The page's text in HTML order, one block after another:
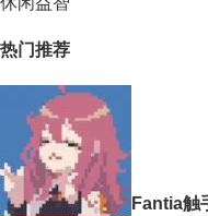
热门推荐
Fantia触